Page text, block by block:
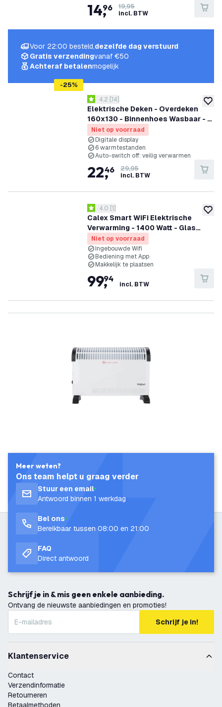
14,
96
19,95
incl. BTW
-25%
Elektrische Deken - Overdeken
160x130 - Binnenhoes Wasbaar - 6
Warmtestanden - Elektrische
Bovendeken
reviews drawer openen
4.2 score sterren
4.2 [14]
Niet op voorraad
Digitale display
6 warmtestanden
Auto-switch off: veilig verwarmen
22,
46
29,95
incl. BTW
Calex Smart WiFi Elektrische
Verwarming - 1400 Watt - Glas
Paneel
reviews drawer openen
4 score sterren
4.0 [1]
Niet op voorraad
Ingebouwde Wifi
Bediening met App
Makkelijk te plaatsen
99,
94
incl. BTW
Voor 22:00 besteld,dezelfde dag verstuurd
Gratis verzendingvanaf €50
Achteraf betalenmogelijk
Meer weten?
Ons team helpt u graag verder
Stuur een email
Antwoord binnen 1 werkdag
Bel ons
Bereikbaar tussen 08:00 en 21:00
FAQ
Direct antwoord
Schrijf je in & mis geen enkele aanbieding.
Ontvang de nieuwste aanbiedingen en promoties!
Schrijf je in!
Klantenservice
Contact
Verzendinformatie
Retourneren
Betaalmethoden